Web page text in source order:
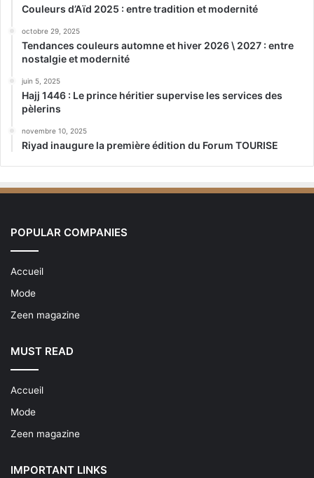
Couleurs d’Aïd 2025 : entre tradition et modernité
octobre 29, 2025
Tendances couleurs automne et hiver 2026 \ 2027 : entre
nostalgie et modernité
juin 5, 2025
Hajj 1446 : Le prince héritier supervise les services des
pèlerins
novembre 10, 2025
Riyad inaugure la première édition du Forum TOURISE
POPULAR COMPANIES
Accueil
Mode
Zeen magazine
MUST READ
Accueil
Mode
Zeen magazine
IMPORTANT LINKS